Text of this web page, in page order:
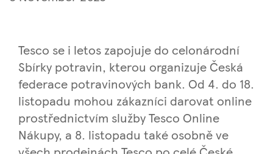
Tesco se i letos zapojuje do celonárodní
Sbírky potravin, kterou organizuje Česká
federace potravinových bank. Od 4. do 18.
listopadu mohou zákazníci darovat online
prostřednictvím služby Tesco Online
Nákupy, a 8. listopadu také osobně ve